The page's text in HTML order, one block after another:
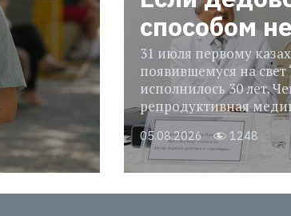
способом
31 июля первому
появившемуся на свет
исполнилось 30 лет.
репродуктивная
05.08.2026 1248